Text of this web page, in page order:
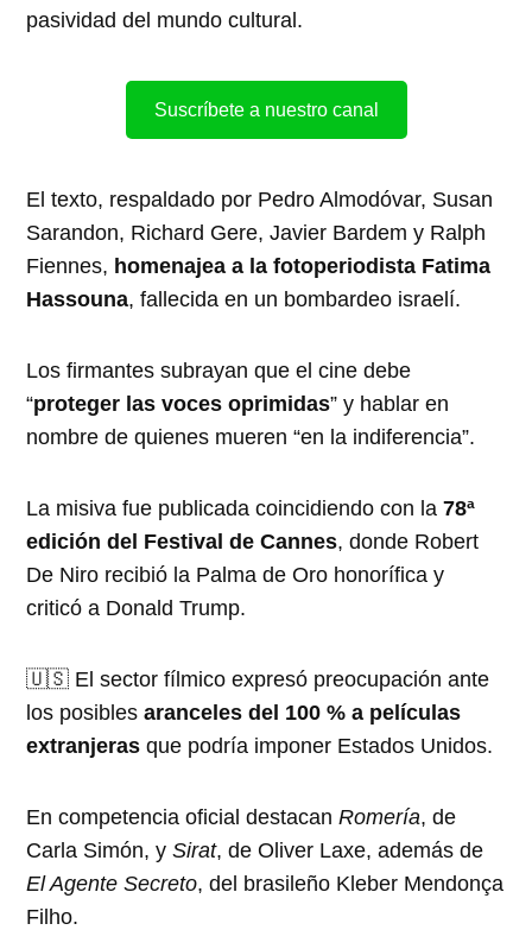
pasividad del mundo cultural.
Suscríbete a nuestro canal
El texto, respaldado por Pedro Almodóvar, Susan
Sarandon, Richard Gere, Javier Bardem y Ralph
Fiennes, homenajea a la fotoperiodista Fatima
Hassouna, fallecida en un bombardeo israelí.
Los firmantes subrayan que el cine debe
“proteger las voces oprimidas” y hablar en
nombre de quienes mueren “en la indiferencia”.
La misiva fue publicada coincidiendo con la78ª
edición del Festival de Cannes, donde Robert
De Niro recibió la Palma de Oro honorífica y
criticó a Donald Trump.
🇺🇸 El sector fílmico expresó preocupación ante
los posiblesaranceles del 100 % a películas
extranjeras que podría imponer Estados Unidos.
En competencia oficial destacanRomería, de
Carla Simón, ySirat, de Oliver Laxe, además de
El Agente Secreto, del brasileño Kleber Mendonça
Filho.